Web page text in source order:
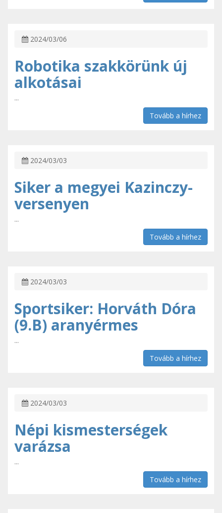
2024/03/06
Robotika szakkörünk új
alkotásai
...
Tovább a hírhez
2024/03/03
Siker a megyei Kazinczy-
versenyen
...
Tovább a hírhez
2024/03/03
Sportsiker: Horváth Dóra
(9.B) aranyérmes
...
Tovább a hírhez
2024/03/03
Népi kismesterségek
varázsa
...
Tovább a hírhez